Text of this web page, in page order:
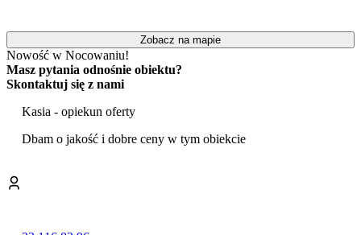
W całym domu zapewnionodostęp do internetu Wi-Fi, a w części
wypoczynkowej znajduje się telewizor typu Smart TV.
Wyposażenie obejmuje również praktyczne dodatki, takie jak
suszarka do włosów, wentylator czy podstawowe kosmetyki
łazienkowe. Dla zapewnienia bezpieczeństwa dom wyposażono w
czujnik tlenku węgla.
Atutem obiektu jest jego położenie, które pozwala na łatwe dotarcie
minut (800 m), a odległość do portu oraz centrum miasta nie
przekracza 1 km.
okolicy. W odległości zaledwie 1,5 km znajduje się granica
Zobacz na mapie
Nowość w Nocowaniu!
Masz pytania odnośnie obiektu?
Skontaktuj się z nami
Kasia - opiekun oferty
Dbam o jakość i dobre ceny w tym obiekcie